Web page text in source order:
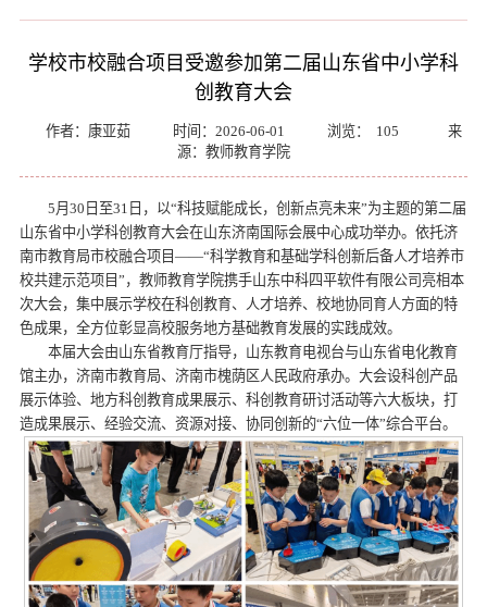
学校市校融合项目受邀参加第二届山东省中小学科
创教育大会
作者：康亚茹 时间：2026-06-01 浏览： 105
来
源：教师教育学院
5月30日至31日，以“科技赋能成长，创新点亮未来”为主题的第二届
山东省中小学科创教育大会在山东济南国际会展中心成功举办。依托济
南市教育局市校融合项目——“科学教育和基础学科创新后备人才培养市
校共建示范项目”，教师教育学院携手山东中科四平软件有限公司亮相本
次大会，集中展示学校在科创教育、人才培养、校地协同育人方面的特
色成果，全方位彰显高校服务地方基础教育发展的实践成效。
本届大会由山东省教育厅指导，山东教育电视台与山东省电化教育
馆主办，济南市教育局、济南市槐荫区人民政府承办。大会设科创产品
展示体验、地方科创教育成果展示、科创教育研讨活动等六大板块，打
造成果展示、经验交流、资源对接、协同创新的“六位一体”综合平台。